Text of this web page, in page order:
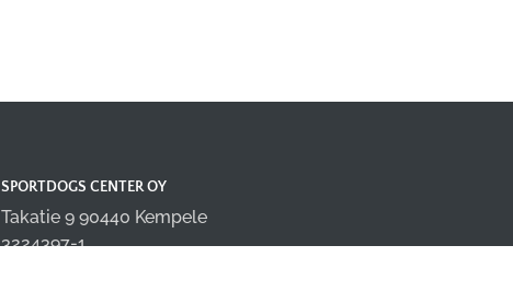
SPORTDOGS CENTER OY
Takatie 9 90440 Kempele
3224397-1